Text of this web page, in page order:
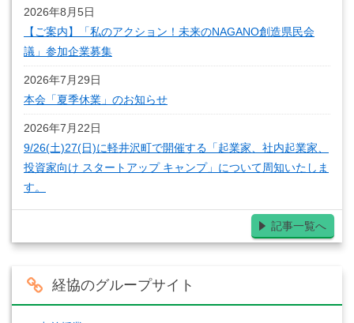
2026年8月5日
【ご案内】「私のアクション！未来のNAGANO創造県民会
議」参加企業募集
2026年7月29日
本会「夏季休業」のお知らせ
2026年7月22日
9/26(土)27(日)に軽井沢町で開催する「起業家、社内起業家、
投資家向け スタートアップ キャンプ」について周知いたしま
す。
記事一覧へ
経協のグループサイト